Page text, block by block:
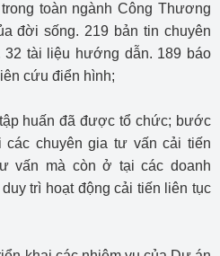
toàn ngành Công Thương
đời sống. 219 bản tin chuyên
tài liệu hướng dẫn. 189 báo
cứu điển hình;
huấn đã được tổ chức; bước
chuyên gia tư vấn cải tiến
vấn mà còn ở tại các doanh
trì hoạt động cải tiến liên tục